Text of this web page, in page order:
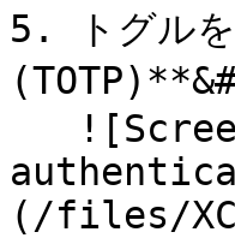
5. トグル
(/files/